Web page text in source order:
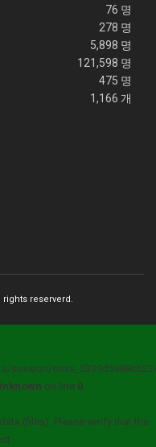
76 명
278 명
5,898 명
121,598 명
475 명
1,166 개
rights reserverd.
on line 0
(files). Please verify that the